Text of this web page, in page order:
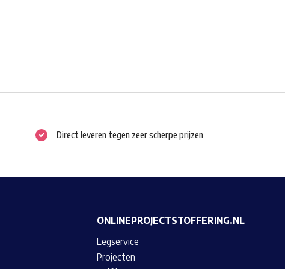
Direct leveren tegen zeer scherpe prijzen
ONLINEPROJECTSTOFFERING.NL
Legservice
Projecten